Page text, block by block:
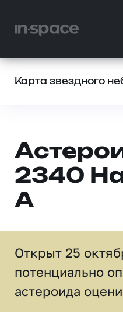
Карта звездного
2340
A
Открыт 25
потенциально
астероида